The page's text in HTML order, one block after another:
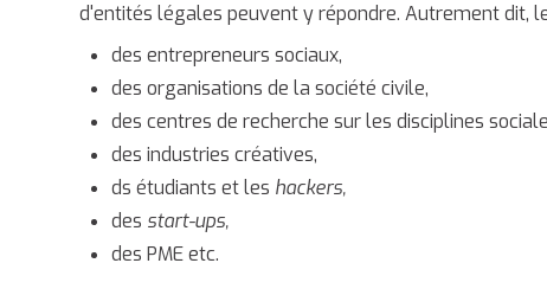
d'entités légales peuvent y répondre. Autrement dit,
des entrepreneurs sociaux,
des organisations de la société civile,
des centres de recherche sur les disciplines
des industries créatives,
ds étudiants et les hackers,
des start-ups,
des PME etc.